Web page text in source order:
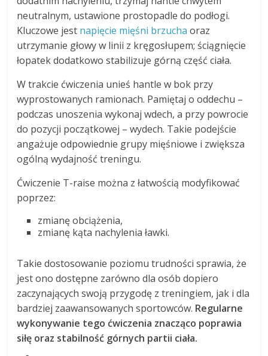
neutralnym, ustawione prostopadle do podłogi.
Kluczowe jest napięcie mięśni brzucha oraz
utrzymanie głowy w linii z kręgosłupem; ściągnięcie
łopatek dodatkowo stabilizuje górną część ciała.
W trakcie ćwiczenia unieś hantle w bok przy
wyprostowanych ramionach. Pamiętaj o oddechu –
podczas unoszenia wykonaj wdech, a przy powrocie
do pozycji początkowej – wydech. Takie podejście
angażuje odpowiednie grupy mięśniowe i zwiększa
ogólną wydajność treningu.
Ćwiczenie T-raise można z łatwością modyfikować
poprzez:
zmianę obciążenia,
zmianę kąta nachylenia ławki.
Takie dostosowanie poziomu trudności sprawia, że
jest ono dostępne zarówno dla osób dopiero
zaczynających swoją przygodę z treningiem, jak i dla
bardziej zaawansowanych sportowców. Regularne
wykonywanie tego ćwiczenia znacząco poprawia
siłę oraz stabilność górnych partii ciała.